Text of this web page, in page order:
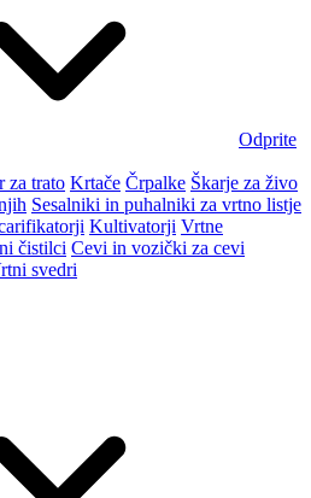
Odprite
za trato Krtače Črpalke Škarje za živo
Sesalniki in puhalniki za vrtno listje
Kultivatorji Vrtne
čistilci Cevi in vozički za cevi
svedri